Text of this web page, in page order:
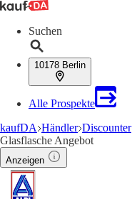
Suchen
10178 Berlin
Alle Prospekte
kaufDA Händler Discounter
Glasflasche Angebot
Anzeigen